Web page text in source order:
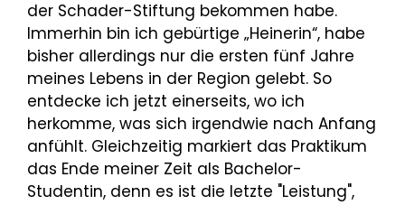
der Schader-Stiftung bekommen habe.
Immerhin bin ich gebürtige „Heinerin“, habe
bisher allerdings nur die ersten fünf Jahre
meines Lebens in der Region gelebt. So
entdecke ich jetzt einerseits, wo ich
herkomme, was sich irgendwie nach Anfang
anfühlt. Gleichzeitig markiert das Praktikum
das Ende meiner Zeit als Bachelor-
Studentin, denn es ist die letzte "Leistung",